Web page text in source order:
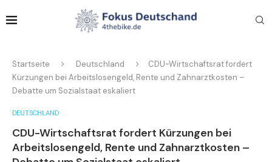
Startseite Deutschland
CDU-Wirtschaftsrat fordert
Kürzungen bei Arbeitslosengeld, Rente und Zahnarztkosten –
Debatte um Sozialstaat eskaliert
DEUTSCHLAND
CDU-Wirtschaftsrat fordert Kürzungen bei
Arbeitslosengeld, Rente und Zahnarztkosten –